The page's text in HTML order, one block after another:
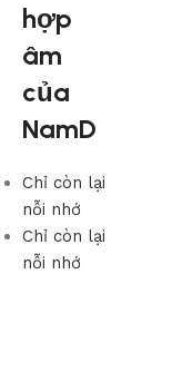
hợp
âm
của
NamD
Chỉ còn lại
nỗi nhớ
Chỉ còn lại
nỗi nhớ